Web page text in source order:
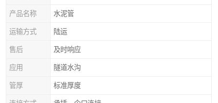
产品名称 水泥管
运输方式 陆运
售后 及时响应
应用 隧道水沟
管厚 标准厚度